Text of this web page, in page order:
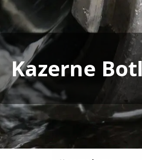
Kazerne